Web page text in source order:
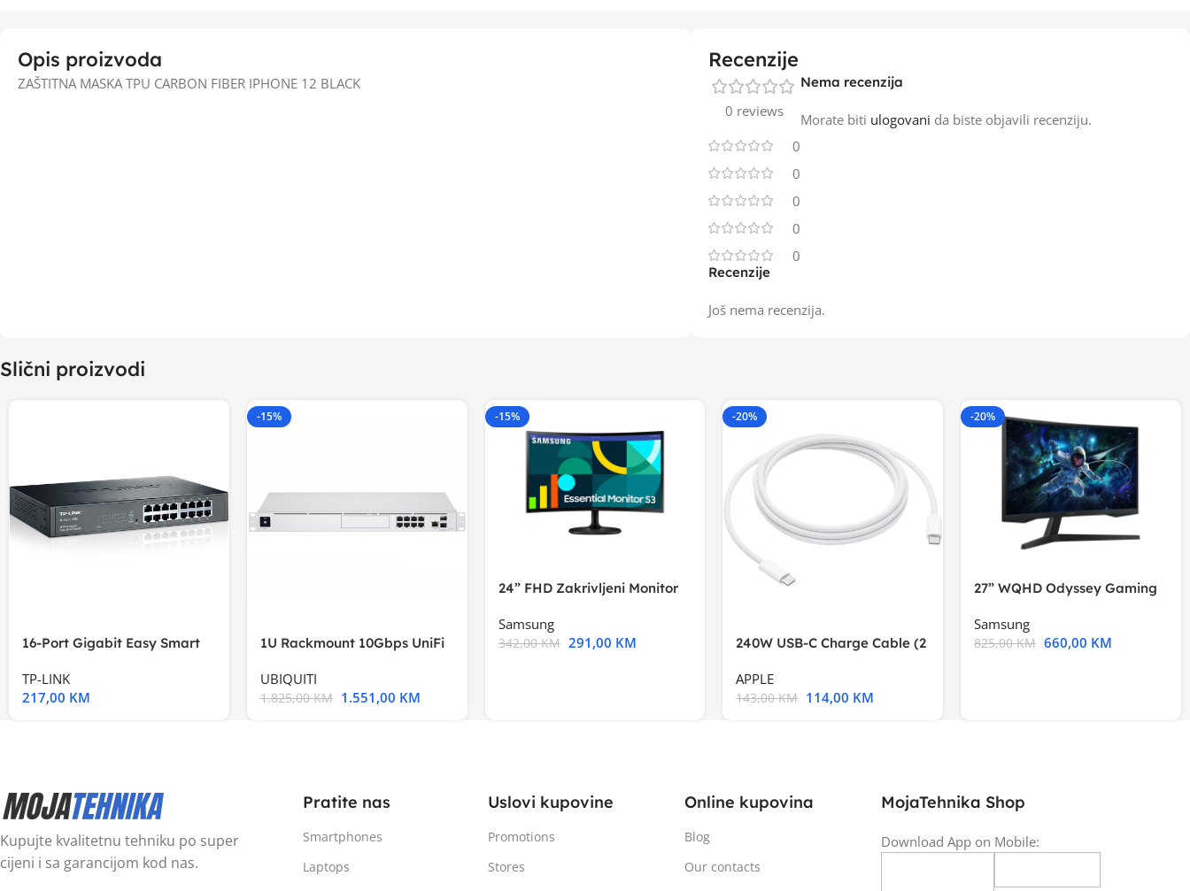
Opis proizvoda
ZAŠTITNA MASKA TPU CARBON FIBER IPHONE 12 BLACK
Recenzije
0 reviews
0
0
0
0
0
Recenzije
Još nema recenzija.
Nema recenzija
Morate biti ulogovani da biste objavili recenziju.
Slični proizvodi
16-Port Gigabit Easy Smart
TP-LINK
217,00 KM
-15%
1U Rackmount 10Gbps UniFi
UBIQUITI
1.825,00KM 1.551,00 KM
-15%
24” FHD Zakrivljeni Monitor
Samsung
342,00KM 291,00 KM
-20%
240W USB-C Charge Cable (2
APPLE
143,00KM 114,00 KM
-20%
27” WQHD Odyssey Gaming
Samsung
825,00KM 660,00 KM
Kupujte kvalitetnu tehniku po super
cijeni i sa garancijom kod nas.
Pratite nas
Smartphones
Laptops
Uslovi kupovine
Promotions
Stores
Online kupovina
Blog
Our contacts
MojaTehnika Shop
Download App on Mobile: